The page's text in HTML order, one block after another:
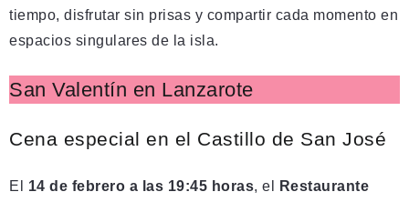
tiempo, disfrutar sin prisas y compartir cada momento en
espacios singulares de la isla.
San Valentín en Lanzarote
Cena especial en el Castillo de San José
El 14 de febrero a las 19:45 horas, el
Restaurante